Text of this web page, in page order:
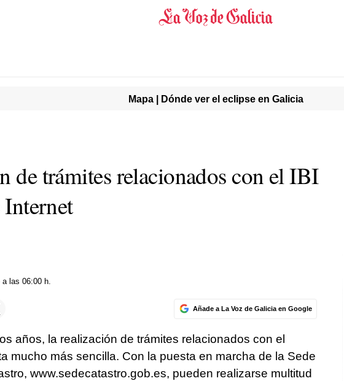
Mapa | Dónde ver el eclipse en Galicia
de trámites relacionados con el IBI
Internet
las 06:00 h.
Añade a La Voz de Galicia en Google
años, la realización de trámites relacionados con el
mucho más sencilla. Con la puesta en marcha de la Sede
www.sedecatastro.gob.es, pueden realizarse multitud